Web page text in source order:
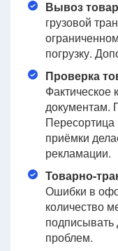
Вывоз
грузовой
погрузку.
Проверка
Фактическое
документам.
Пересортица
приёмки
рекламации.
Товарно-
Ошибки в
количество
проблем.